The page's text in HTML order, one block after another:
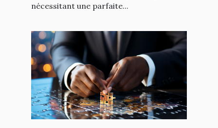
nécessitant une parfaite...